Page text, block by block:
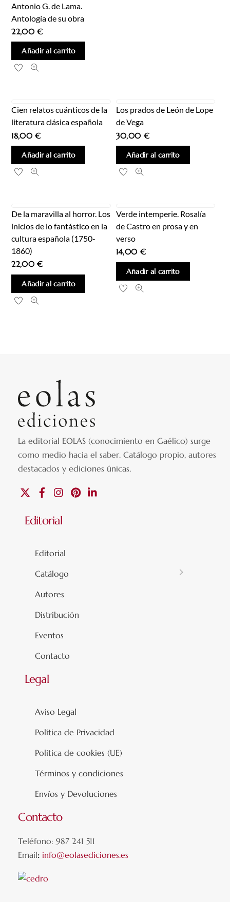
Antonio G. de Lama.
Antología de su obra
22,00€
Añadir al carrito
Cien relatos cuánticos de la
literatura clásica española
18,00€
Añadir al carrito
Los prados de León de Lope
de Vega
30,00 €
Añadir al carrito
De la maravilla al horror. Los
inicios de lo fantástico en la
cultura española (1750-
1860)
22,00€
Añadir al carrito
Verde intemperie. Rosalía
de Castro en prosa y en
verso
14,00 €
Añadir al carrito
La editorial EOLAS (conocimiento en Gaélico) surge
como medio hacia el saber.Catálogo propio, autores
destacados y ediciones únicas.
FacebookInstagramPinterest
Editorial
Editorial
Catálogo
Autores
Distribución
Eventos
Contacto
Legal
Aviso Legal
Política de Privacidad
Política de cookies (UE)
Términos y condiciones
Envíos y Devoluciones
Contacto
Teléfono: 987 241 511
Email: info@eolasediciones.es